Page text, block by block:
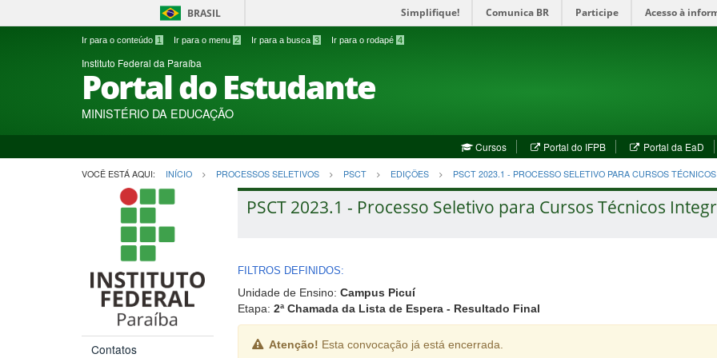
BRASIL Simplifique! Comunica BR Participe Acesso à
Ir para o conteúdo 1 Ir para o menu 2 Ir para a busca 3 Ir para o rodapé 4
Instituto Federal da Paraíba
Portal do Estudante
MINISTÉRIO DA EDUCAÇÃO
Cursos Portal do IFPB(abre
em
nova
janela)
Portal da EaD
em
VOCÊ ESTÁ AQUI: INÍCIO PROCESSOS SELETIVOS PSCT EDIÇÕES PSCT 2023.1 - PROCESSO SELETIVO PARA CURSOS
Contatos
PSCT 2023.1 - Processo Seletivo para Cursos Técnicos
FILTROS DEFINIDOS:
Unidade de Ensino: Campus Picuí
Etapa: 2ª Chamada da Lista de Espera - Resultado Final
Atenção! Esta convocação já está encerrada.